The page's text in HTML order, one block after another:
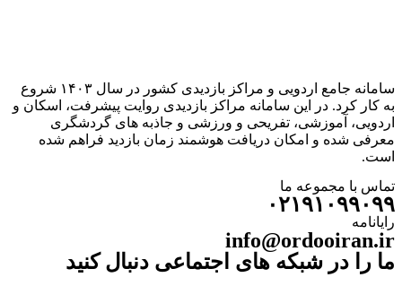
سامانه جامع اردویی و مراکز بازدیدی کشور در سال ۱۴۰۳ شروع
به کار کرد. در این سامانه مراکز بازدیدی روایت پیشرفت، اسکان و
اردویی، آموزشی، تفریحی و ورزشی و جاذبه های گردشگری
معرفی شده و امکان دریافت هوشمند زمان بازدید فراهم شده
است.
تماس با مجموعه ما
۰۲۱۹۱۰۹۹۰۹۹
رایانامه
info@ordooiran.ir
ما را در شبکه های اجتماعی دنبال کنید